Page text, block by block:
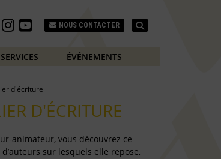
NOUS CONTACTER
SERVICES ÉVÉNEMENTS
d'écriture
D'ÉCRITURE
animateur, vous découvrez ce
sur lesquels elle repose,